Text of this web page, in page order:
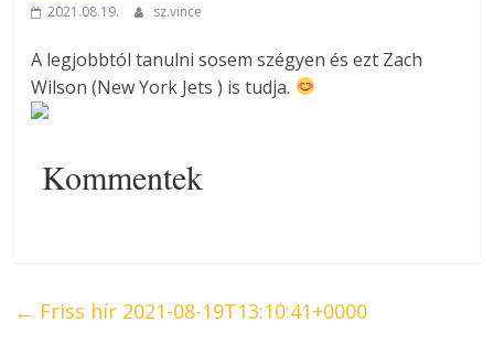
2021.08.19.
sz.vince
A legjobbtól tanulni sosem szégyen és ezt Zach
Wilson (New York Jets ) is tudja.
Kommentek
← Friss hír 2021-08-19T13:10:41+0000